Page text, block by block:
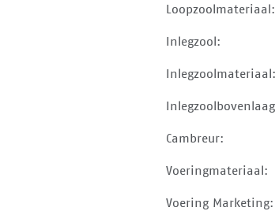
Loopzoolmateriaal:
Inlegzool:
Inlegzoolmateriaal:
Cambreur:
Voeringmateriaal:
Voering Marketing: